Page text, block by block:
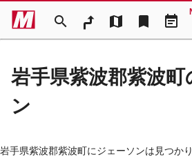
search map bookmark event_note
岩手県紫波郡紫波町
ン
岩手県紫波郡紫波町にジェーソンは見つか